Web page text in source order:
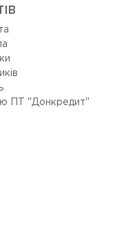
ПТ "Донкредит"